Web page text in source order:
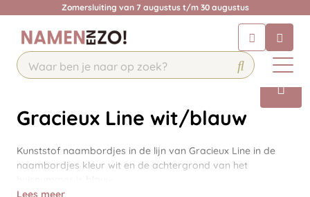
Zomersluiting van 7 augustus t/m 30 augustus
Chat 24/7 met onze chatbot voor
hulp
Contact
Gracieux Line wit/blauw
Kunststof naambordjes in de lijn van Gracieux Line in de
naambordjes kleur wit en de achtergrond van het
Lees meer